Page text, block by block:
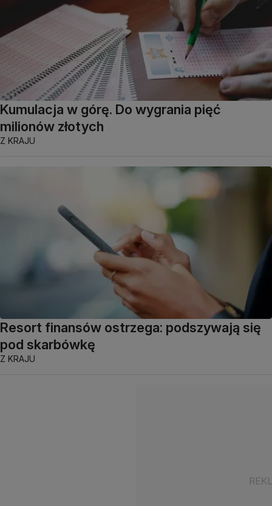
Kumulacja w górę. Do wygrania pięć
milionów złotych
Z KRAJU
Resort finansów ostrzega: podszywają się
pod skarbówkę
Z KRAJU